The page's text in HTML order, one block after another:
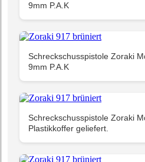
9mm P.A.K
Schreckschusspistole Zoraki
9mm P.A.K
Schreckschusspistole Zoraki
Plastikkoffer geliefert.